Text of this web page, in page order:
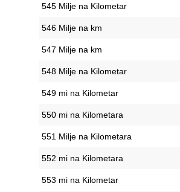
545 Milje na Kilometar
546 Milje na km
547 Milje na km
548 Milje na Kilometar
549 mi na Kilometar
550 mi na Kilometara
551 Milje na Kilometara
552 mi na Kilometara
553 mi na Kilometar